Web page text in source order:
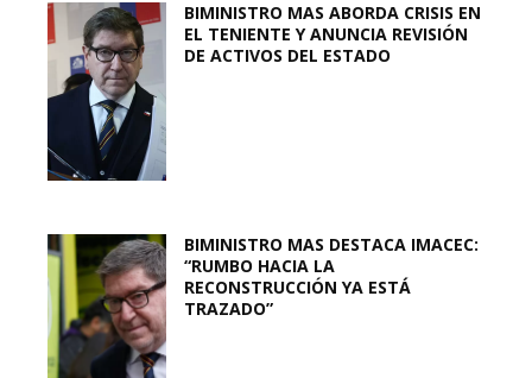
BIMINISTRO MAS ABORDA CRISIS EN
EL TENIENTE Y ANUNCIA REVISIÓN
DE ACTIVOS DEL ESTADO
BIMINISTRO MAS DESTACA IMACEC:
“RUMBO HACIA LA
RECONSTRUCCIÓN YA ESTÁ
TRAZADO”